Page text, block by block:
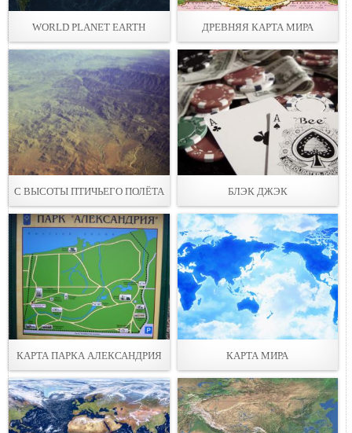
WORLD PLANET EARTH ДРЕВНЯЯ КАРТА МИРА
С ВЫСОТЫ ПТИЧЬЕГО ПОЛЁТА БЛЭК ДЖЭК
КАРТА ПАРКА АЛЕКСАНДРИЯ КАРТА МИРА